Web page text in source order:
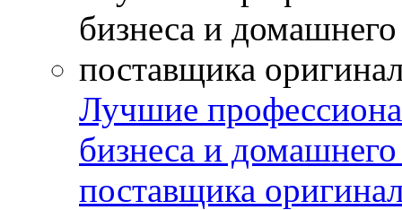
Лучшие
бизнеса и
поставщика